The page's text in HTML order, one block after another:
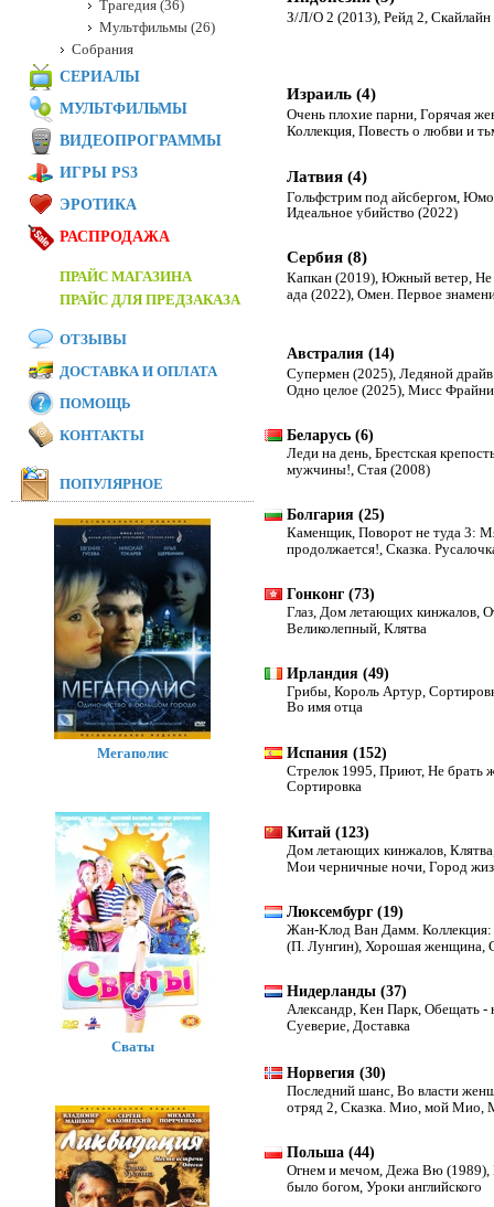
З/Л/О 2 (2013), Рейд 2, Скайлайн
Израиль (4)
Очень плохие парни, Горячая
Коллекция, Повесть о любви и
Латвия (4)
Гольфстрим под айсбергом,
Идеальное убийство (2022)
Сербия (8)
Капкан (2019), Южный ветер,
ада (2022), Омен. Первое
Австралия (14)
Супермен (2025), Ледяной
Одно целое (2025), Мисс
Беларусь (6)
Леди на день, Брестская
мужчины!, Стая (2008)
Болгария (25)
Каменщик, Поворот не туда 3:
продолжается!, Сказка.
Гонконг (73)
Глаз, Дом летающих кинжалов,
Великолепный, Клятва
Ирландия (49)
Грибы, Король Артур,
Во имя отца
Испания (152)
Стрелок 1995, Приют, Не брать
Сортировка
Китай (123)
Дом летающих кинжалов, Клятва
Мои черничные ночи, Город
Люксембург (19)
Жан-Клод Ван Дамм.
(П. Лунгин), Хорошая женщина,
Нидерланды (37)
Александр, Кен Парк, Обещать -
Суеверие, Доставка
Норвегия (30)
Последний шанс, Во власти
отряд 2, Сказка. Мио, мой Мио,
Польша (44)
Огнем и мечом, Дежа Вю (1989),
было богом, Уроки английского
Трагедия (36)
Мультфильмы (26)
Собрания
СЕРИАЛЫ
МУЛЬТФИЛЬМЫ
ВИДЕОПРОГРАММЫ
ИГРЫ PS3
ЭРОТИКА
РАСПРОДАЖА
ПРАЙС МАГАЗИНА
ПРАЙС ДЛЯ ПРЕДЗАКАЗА
ОТЗЫВЫ
ДОСТАВКА И ОПЛАТА
ПОМОЩЬ
КОНТАКТЫ
ПОПУЛЯРНОЕ
Мегаполис
Сваты